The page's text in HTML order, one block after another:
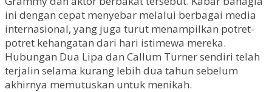
ini dengan cepat menyebar melalui berbagai media
internasional, yang juga turut menampilkan potret-
potret kehangatan dari hari istimewa mereka.
Hubungan Dua Lipa dan Callum Turner sendiri telah
terjalin selama kurang lebih dua tahun sebelum
akhirnya memutuskan untuk menikah.